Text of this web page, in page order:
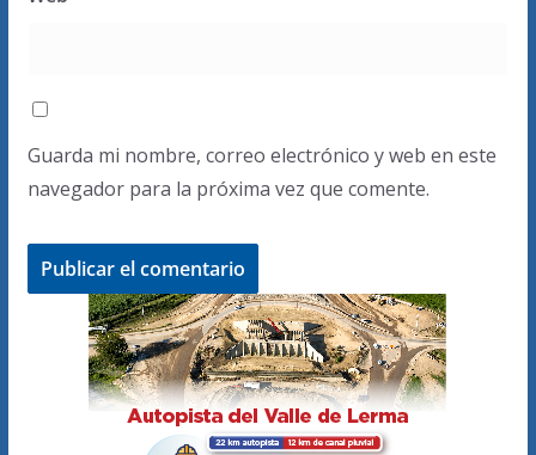
Guarda mi nombre, correo electrónico y web en este
navegador para la próxima vez que comente.